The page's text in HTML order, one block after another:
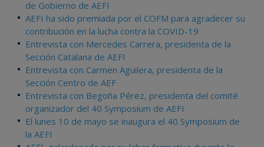
de Gobierno de AEFI
AEFI ha sido premiada por el COFM para agradecer su
contribución en la lucha contra la COVID-19
Entrevista con Mercedes Carrera, presidenta de la
Sección Catalana de AEFI
Entrevista con Carmen Aguilera, presidenta de la
Sección Centro de AEF
Entrevista con Begoña Pérez, presidenta del comité
organizador del 40 Symposium de AEFI
El lunes 10 de mayo se inaugura el 40 Symposium de
la AEFI